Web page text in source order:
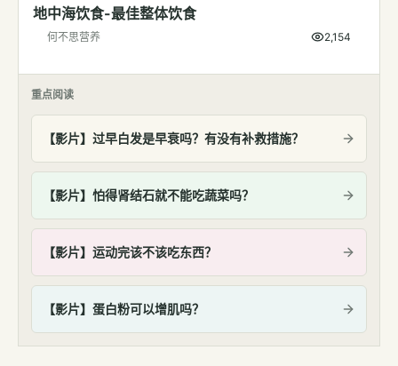
营养科普视频
运动营养视频
地中海饮食-最佳整体饮食
何不思营养 2,154
重点阅读
【影片】过早白发是早衰吗？有没有补救措施？
【影片】怕得肾结石就不能吃蔬菜吗？
【影片】运动完该不该吃东西？
【影片】蛋白粉可以增肌吗？